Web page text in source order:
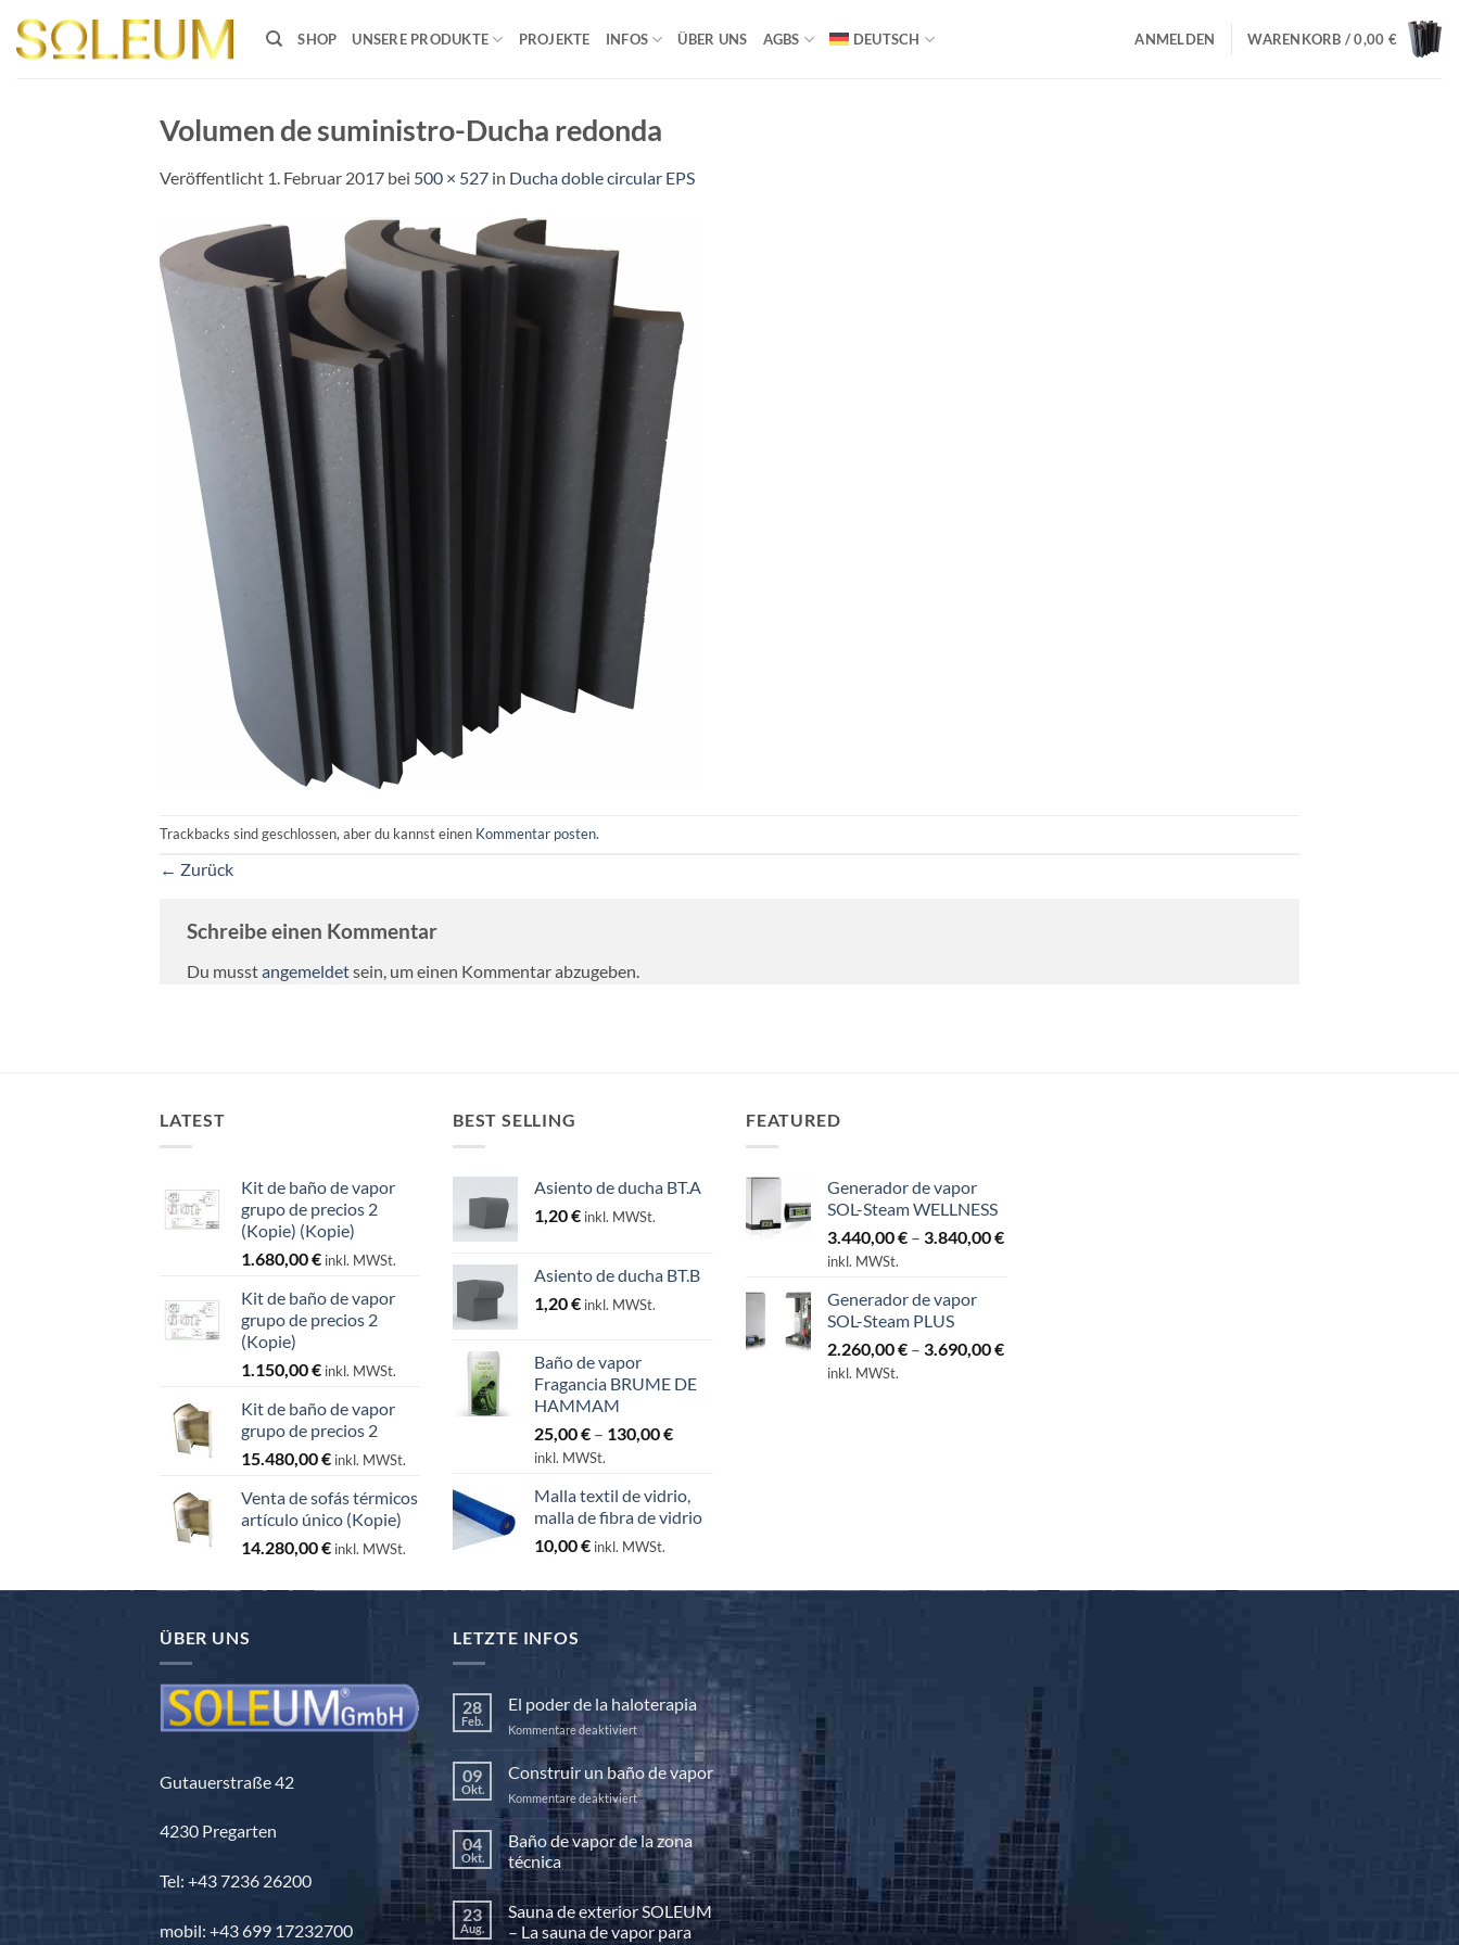
Inhalt
springen
SHOP UNSERE PRODUKTE PROJEKTE INFOS ÜBER UNS AGBS DEUTSCH ANMELDEN WARENKORB /0,00 €
Volumen de suministro-Ducha redonda
Veröffentlicht 1. Februar 2017 bei 500 × 527 in Ducha doble circular EPS
Trackbacks sind geschlossen, aber du kannst einen Kommentar posten.
← Zurück
Schreibe einen Kommentar
Du musstangemeldetsein, um einen Kommentar abzugeben.
LATEST
Kit de baño de vapor
grupo de precios 2
(Kopie) (Kopie)
1.680,00€ inkl. MWSt.
Kit de baño de vapor
grupo de precios 2
(Kopie)
1.150,00€ inkl. MWSt.
Kit de baño de vapor
grupo de precios 2
15.480,00€ inkl. MWSt.
Venta de sofás térmicos
artículo único (Kopie)
14.280,00€ inkl. MWSt.
BEST SELLING
Asiento de ducha BT.A
1,20€ inkl. MWSt.
Asiento de ducha BT.B
1,20€ inkl. MWSt.
Baño de vapor
Fragancia BRUME DE
HAMMAM
25,00€ – 130,00€Preisspanne:
130,00 €
inkl. MWSt.
Malla textil de vidrio,
malla de fibra de vidrio
10,00€ inkl. MWSt.
FEATURED
Generador de vapor
SOL-Steam WELLNESS
3.440,00€ – 3.840,00€Preisspanne:
inkl. MWSt.
Generador de vapor
SOL-Steam PLUS
2.260,00€ – 3.690,00€Preisspanne:
inkl. MWSt.
ÜBER UNS
Gutauerstraße 42
4230 Pregarten
Tel: +43 7236 26200
mobil: +43 699 17232700
LETZTE INFOS
28
Feb.
El poder de la haloterapia
Kommentare deaktiviertfür
El
poder
de
la
haloterapia
09
Okt.
Construir un baño de vapor
Kommentare deaktiviertfür
Construir
un
baño
de
vapor
04
Okt.
Baño de vapor de la zona
técnica
Keine
Kommentare
zu
Baño
de
23
Aug.
Sauna de exterior SOLEUM
– La sauna de vapor para